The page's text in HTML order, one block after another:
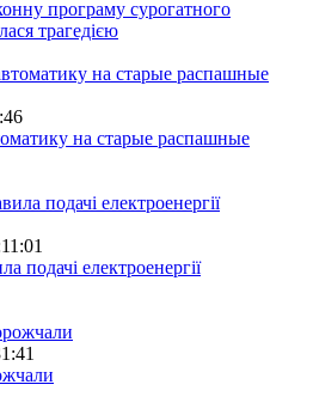
програму сурогатного
трагедією
на старые распашные
подачі електроенергії